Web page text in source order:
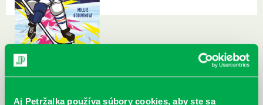
Aj Petržalka používa súbory cookies, aby ste sa